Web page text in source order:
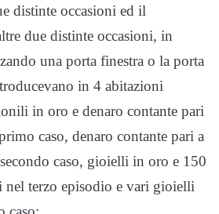
distinte occasioni ed il
due distinte occasioni, in
una porta finestra o la porta
in 4 abitazioni
in oro e denaro contante pari
caso, denaro contante pari a
caso, gioielli in oro e 150
nel terzo episodio e vari gioielli